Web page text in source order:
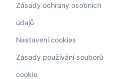
Zásady ochrany osobních
údajů
Nastavení cookies
Zásady používání souborů
cookie